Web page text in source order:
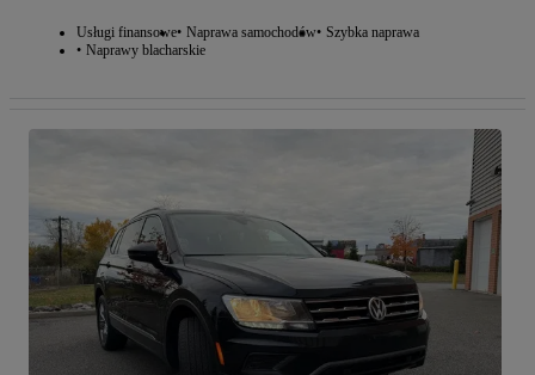
Usługi finansowe Naprawa samochodów Szybka naprawa
Naprawy blacharskie